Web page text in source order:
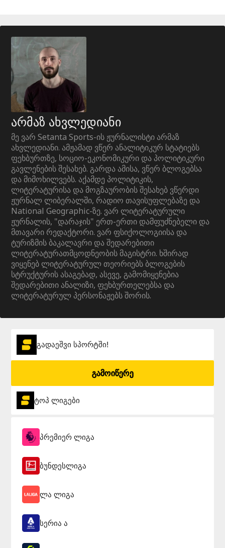
არმაზ ახვლედიანი
მე ვარ Setanta Sports-ის ჟურნალისტი არმაზ
ახვლედიანი. ამჟამად ვწერ ანალიტიკურ სტატიებს
ფეხბურთზე, სოციო-ეკონომიკური და პოლიტიკური
გავლენების შესახებ. გარდა ამისა, ვწერ ბლოგებსა
და მიმოხილვებს. აქამდე პოლიტიკის,
ლიტერატურისა და მოგზაურობის შესახებ ვწერდი
ჟურნალ ლიბერალში, რადიო თავისუფლებაზე და
National Geographic-ზე. ვარ ლიტერატურული
ჟურნალის, "დარაჯის" ერთ-ერთი დამფუძნებელი და
მთავარი რედაქტორი. ვარ ფსიქოლოგიისა და
ტურიზმის ბაკალავრი და შედარებითი
ლიტერატურათმცოდნეობის მაგისტრი. ხშირად
ვიყენებ ლიტერატურულ თეორიებს ბლოგების
სტრუქტურის ასაგებად, ასევე, გამომიყენებია
შედარებითი ანალიზი, ფეხბურთელებსა და
ლიტერატურულ პერსონაჟებს შორის.
გადაეშვი სპორტში!
გამოიწერე
ტოპ ლიგები
პრემიერ ლიგა
ბუნდესლიგა
ლა ლიგა
სერია ა